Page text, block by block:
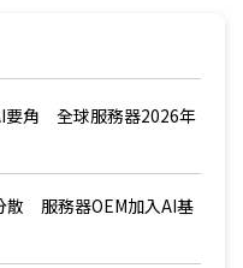
要角 全球服務器2026年
散 服務器OEM加入AI基